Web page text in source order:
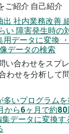
ご紹介 自己紹介
出 社内業務改善
い 障害発生時の
用データに変換
データの検索
い合わせをスプ
わせを分析して
多いプログラム
から6ヶ月で約80
データに変換す